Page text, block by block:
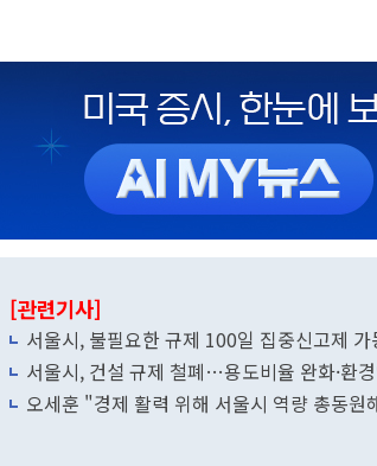
[관련기사]
서울시, 불필요한 규제 100일 집중신고제
서울시, 건설 규제 철폐…용도비율 완화·환
오세훈 "경제 활력 위해 서울시 역량 총동원